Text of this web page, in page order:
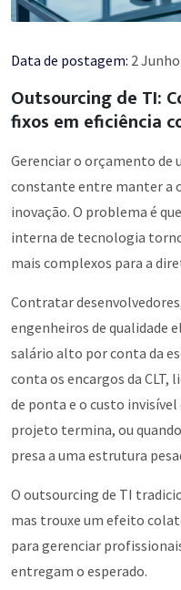
Data de postagem: 2
Outsourcing de TI:
fixos em eficiência
Gerenciar o orçamento de
constante entre manter a
inovação. O problema é
interna de tecnologia
mais complexos para a
Contratar
engenheiros de qualidade
salário alto por conta da
conta os encargos da CLT,
de ponta e o custo
projeto termina, ou
presa a uma estrutura
O outsourcing de TI
mas trouxe um efeito
para gerenciar
entregam o esperado.